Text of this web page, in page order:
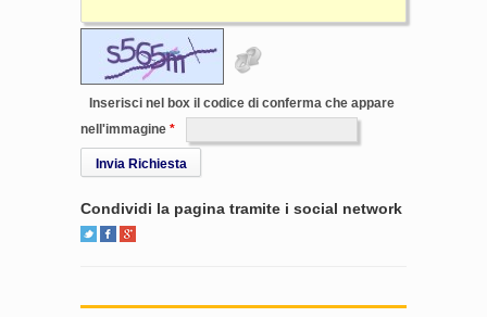
Inserisci nel box il codice di conferma che appare
nell'immagine
Invia Richiesta
Condividi la pagina tramite i social network